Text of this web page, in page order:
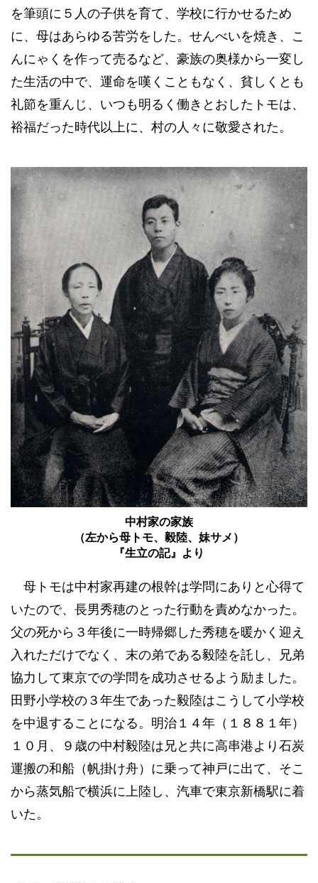
を筆頭に５人の子供を育て、学校に行かせるため
に、母はあらゆる苦労をした。せんべいを焼き、こ
んにゃくを作って売るなど、豪族の奥様から一変し
た生活の中で、運命を嘆くこともなく、貧しくとも
礼節を重んじ、いつも明るく働きとおしたトモは、
裕福だった時代以上に、村の人々に敬愛された。
中村家の家族
（左から母トモ、毅陸、妹サメ）
『生立の記』より
母トモは中村家再建の根幹は学問にありと心得て
いたので、長男秀穂のとった行動を責めなかった。
父の死から３年後に一時帰郷した秀穂を暖かく迎え
入れただけでなく、末の弟である毅陸を託し、兄弟
協力して東京での学問を成功させるよう励ました。
田野小学校の３年生であった毅陸はこうして小学校
を中退することになる。明治１４年（１８８１年）
１０月、９歳の中村毅陸は兄と共に高串港より石炭
運搬の和船（帆掛け舟）に乗って神戸に出て、そこ
から蒸気船で横浜に上陸し、汽車で東京新橋駅に着
いた。